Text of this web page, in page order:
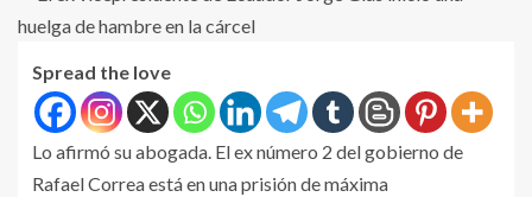
Spread the love
Lo afirmó su abogada. El ex número 2 del gobierno de
Rafael Correa está en una prisión de máxima